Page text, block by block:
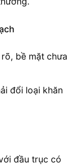
bề mặt chưa
đổi loại khăn
đầu trục có